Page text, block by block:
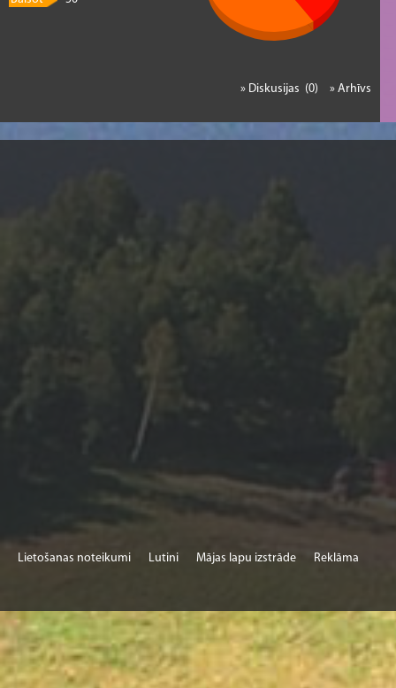
» Arhīvs
» Diskusijas (0)
Lietošanas noteikumi Lutini Mājas lapu izstrāde Reklāma